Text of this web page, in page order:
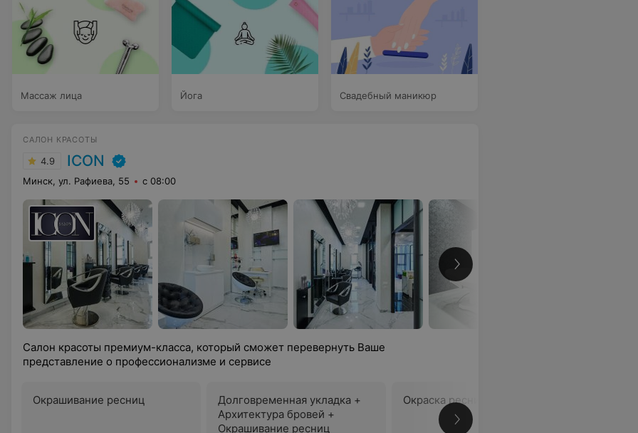
Массаж лица Йога Свадебный маникюр
САЛОН КРАСОТЫ
4.9 ICON
Минск, ул. Рафиева, 55 с 08:00
Салон красоты премиум-класса, который сможет перевернуть Ваше
представление о профессионализме и сервисе
Окрашивание ресниц
Долговременная укладка +
Архитектура бровей +
Окрашивание ресниц
Окраска ресниц